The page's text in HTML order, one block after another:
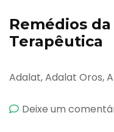
Remédios
Terapêutica
Adalat, Adalat Oros,
Deixe um